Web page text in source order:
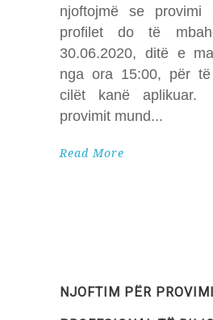
njoftojmë se
profilet do të
30.06.2020, ditë e
nga ora 15:00, për
cilët kanë
provimit mund
Read More
NJOFTIM PËR